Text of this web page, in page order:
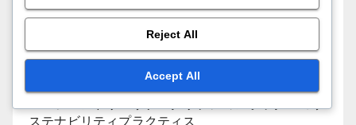
エコフレンドリー サブスクリプションボックス ト
レンド
ステナビリティプラクティス
Reject All
Accept All